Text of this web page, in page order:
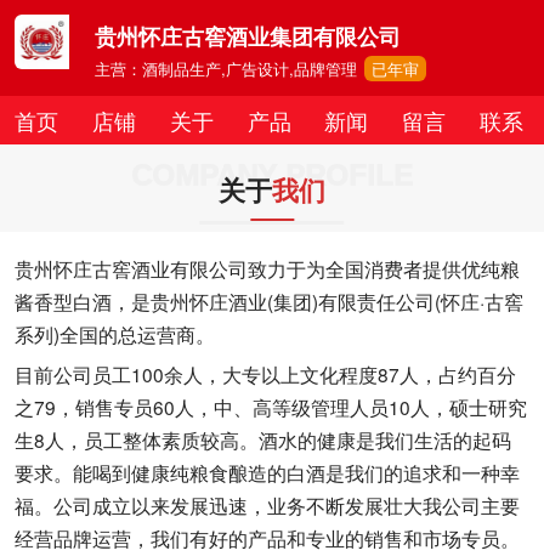
贵州怀庄古窖酒业集团有限公司
主营：酒制品生产,广告设计,品牌管理 已年审
首页 店铺 关于 产品 新闻 留言 联系
COMPANY PROFILE
关于我们
贵州怀庄古窖酒业有限公司致力于为全国消费者提供优纯粮
酱香型白酒，是贵州怀庄酒业(集团)有限责任公司(怀庄·古窖
系列)全国的总运营商。
目前公司员工100余人，大专以上文化程度87人，占约百分
之79，销售专员60人，中、高等级管理人员10人，硕士研究
生8人，员工整体素质较高。酒水的健康是我们生活的起码
要求。能喝到健康纯粮食酿造的白酒是我们的追求和一种幸
福。公司成立以来发展迅速，业务不断发展壮大我公司主要
经营品牌运营，我们有好的产品和专业的销售和市场专员。